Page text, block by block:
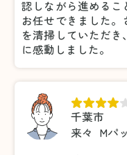
認しながら進めるこ
お任せできました
を清掃していただ
に感動しました。
千葉市
来々 Mパ